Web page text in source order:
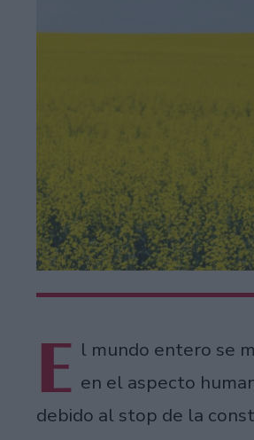
E l mundo entero se
en el aspecto
debido al stop de la